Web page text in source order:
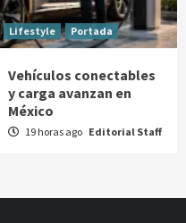
Lifestyle Portada
Vehículos conectables
y carga avanzan en
México
19 horas ago Editorial Staff